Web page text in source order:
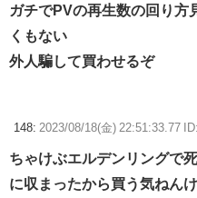
ガチでPVの再生数の回り方
くもない
外人騙して買わせるぞ
148: 2023/08/18(金) 22:51:33.77
ちゃけぶエルデンリングで
に収まったから買う気ねん